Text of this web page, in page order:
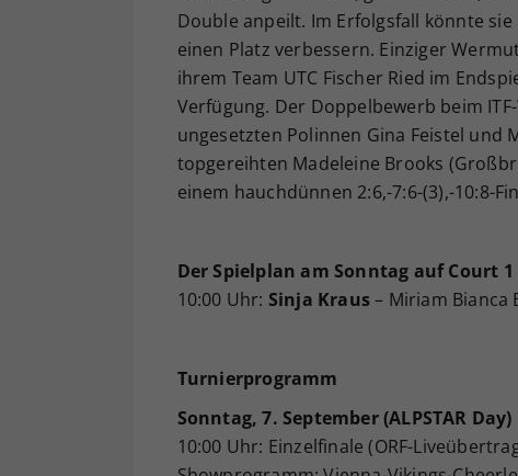
Double anpeilt. Im Erfolgsfall könnte
einen Platz verbessern. Einziger
ihrem Team UTC Fischer Ried im
Verfügung. Der Doppelbewerb beim
ungesetzten Polinnen Gina Feistel und
topgereihten Madeleine Brooks
einem hauchdünnen 2:6,-7:6-(3),-10:8-
Der Spielplan am Sonntag auf Court 1
10:00 Uhr: Sinja Kraus– Miriam Bianca
Turnierprogramm
Sonntag, 7. September (ALPSTAR Day)
10:00 Uhr: Einzelfinale (ORF-